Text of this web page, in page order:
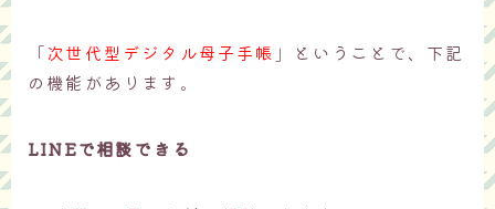
「次世代型デジタル母子手帳 」ということで、下記
の機能があります。
LINEで相談できる